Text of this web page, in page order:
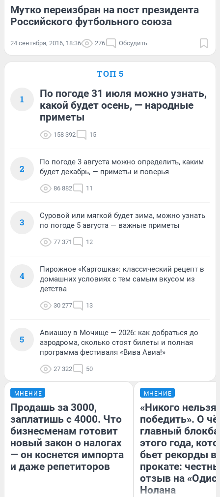
Мутко переизбран на пост президента
Российского футбольного союза
24 сентября, 2016, 18:36 276 Обсудить
ТОП 5
1
По погоде 31 июля можно узнать,
какой будет осень, — народные
приметы
158 392 15
2
По погоде 3 августа можно определить, каким
будет декабрь, — приметы и поверья
86 882 11
3
Суровой или мягкой будет зима, можно узнать
по погоде 5 августа — важные приметы
77 371 12
4
Пирожное «Картошка»: классический рецепт в
домашних условиях с тем самым вкусом из
детства
30 277 13
5
Авиашоу в Мочище — 2026: как добраться до
аэродрома, сколько стоят билеты и полная
программа фестиваля «Вива Авиа!»
27 322 50
МНЕНИЕ
Продашь за 3000,
заплатишь с 4000. Что
бизнесменам готовит
новый закон о налогах
— он коснется импорта
и даже репетиторов
МНЕНИЕ
«Никого нельзя
победить». О
главный
этого года,
бьет рекорды в
прокате:
отзыв на
Нолана